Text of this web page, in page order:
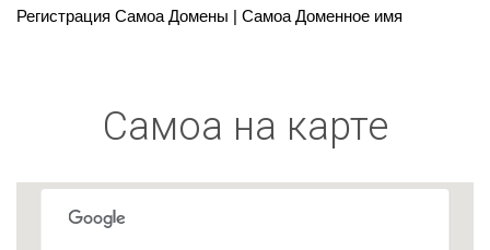
Регистрация Самоа Домены | Самоа Доменное имя
Самоа на карте